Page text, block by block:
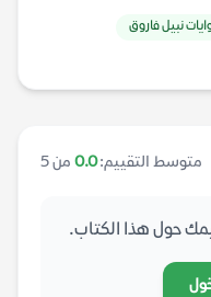
نبيل فاروق
متوسط التقييم:0.0 من 5
حول هذا الكتاب.